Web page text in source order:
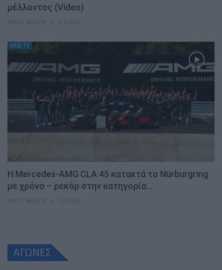
μέλλοντος (Video)
WEB TV
Η Mercedes-AMG CLA 45 κατακτά το Nürburgring
με χρόνο – ρεκόρ στην κατηγορία…
ΑΓΩΝΕΣ